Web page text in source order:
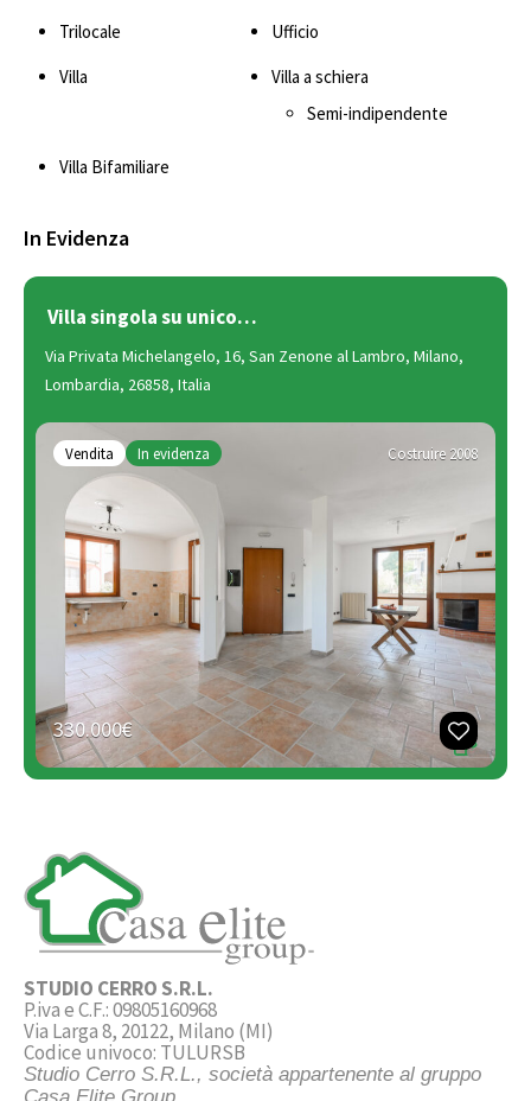
Trilocale
Ufficio
Villa
Villa a schiera
Semi-indipendente
Villa Bifamiliare
In Evidenza
Villa singola su unico…
Via Privata Michelangelo, 16, San Zenone al Lambro, Milano,
Lombardia, 26858, Italia
Vendita In evidenza Costruire 2008
330.000€
STUDIO CERRO S.R.L.
P.iva e C.F.: 09805160968
Via Larga 8, 20122, Milano (MI)
Codice univoco: TULURSB
Studio Cerro S.R.L., società appartenente al gruppo